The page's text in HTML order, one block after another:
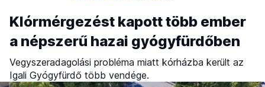
Klórmérgezést kapott több ember
a népszerű hazai gyógyfürdőben
Vegyszeradagolási probléma miatt kórházba került az
Igali Gyógyfürdő több vendége.